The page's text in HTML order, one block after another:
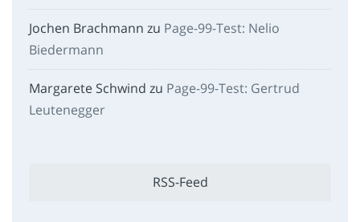
Jochen Brachmann zu Page-99-Test: Nelio
Biedermann
Margarete Schwind zu Page-99-Test: Gertrud
Leutenegger
RSS-Feed